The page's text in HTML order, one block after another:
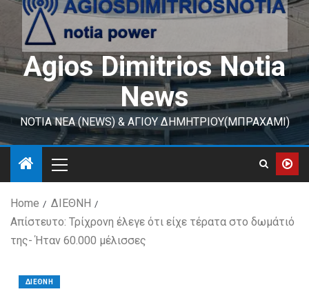
Agios Dimitrios Notia
News
ΝΟΤΙΑ ΝΕΑ (NEWS) & ΑΓΙΟΥ ΔΗΜΗΤΡΙΟΥ(ΜΠΡΑΧΑΜΙ)
Home
ΔΙΕΘΝΗ
Απίστευτο: Τρίχρονη έλεγε ότι είχε τέρατα στο δωμάτιό
της- Ήταν 60.000 μέλισσες
ΔΙΕΘΝΗ